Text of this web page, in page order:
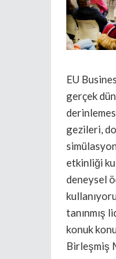
EU
gerçek
gezileri,
etkinliği
deneysel
tanınmış
konuk
Birleşmiş